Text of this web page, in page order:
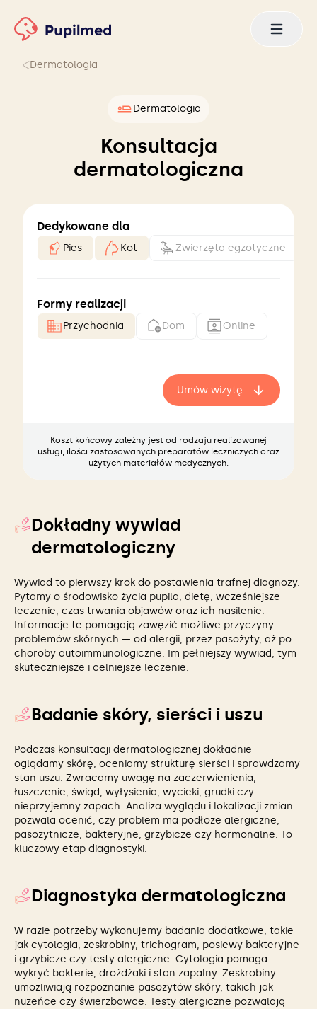
Dermatologia
Dermatologia
Konsultacja
dermatologiczna
Dedykowane dla
Pies Kot Zwierzęta egzotyczne
Formy realizacji
Przychodnia Dom Online
Umów wizytę
Koszt końcowy zależny jest od rodzaju realizowanej
usługi, ilości zastosowanych preparatów leczniczych oraz
użytych materiałów medycznych.
Dokładny wywiad
dermatologiczny
Wywiad to pierwszy krok do postawienia trafnej diagnozy.
Pytamy o środowisko życia pupila, dietę, wcześniejsze
leczenie, czas trwania objawów oraz ich nasilenie.
Informacje te pomagają zawęzić możliwe przyczyny
problemów skórnych — od alergii, przez pasożyty, aż po
choroby autoimmunologiczne. Im pełniejszy wywiad, tym
skuteczniejsze i celniejsze leczenie.
Badanie skóry, sierści i uszu
Podczas konsultacji dermatologicznej dokładnie
oglądamy skórę, oceniamy strukturę sierści i sprawdzamy
stan uszu. Zwracamy uwagę na zaczerwienienia,
łuszczenie, świąd, wyłysienia, wycieki, grudki czy
nieprzyjemny zapach. Analiza wyglądu i lokalizacji zmian
pozwala ocenić, czy problem ma podłoże alergiczne,
pasożytnicze, bakteryjne, grzybicze czy hormonalne. To
kluczowy etap diagnostyki.
Diagnostyka dermatologiczna
W razie potrzeby wykonujemy badania dodatkowe, takie
jak cytologia, zeskrobiny, trichogram, posiewy bakteryjne
i grzybicze czy testy alergiczne. Cytologia pomaga
wykryć bakterie, drożdżaki i stan zapalny. Zeskrobiny
umożliwiają rozpoznanie pasożytów skóry, takich jak
nużeńce czy świerzbowce. Testy alergiczne pozwalają